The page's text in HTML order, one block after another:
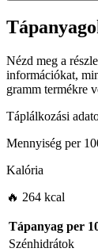
Nézd meg a
információkat,
gramm termékre
Táplálkozási
Mennyiség per
Kalória
🔥 264 kcal
Tápanyag per
Szénhidrátok